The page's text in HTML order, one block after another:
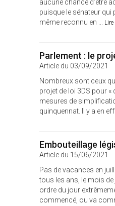
aucune chance d’être
puisque le sénateur qui
même reconnu en ...
Parlement : le
Article du 03/09/2021
Nombreux sont ceux
projet de loi 3DS pour
mesures de
quinquennat. Il y a en
Embouteillage
Article du 15/06/2021
Pas de vacances en
tous les ans, le mois
ordre du jour
commencé, ou va